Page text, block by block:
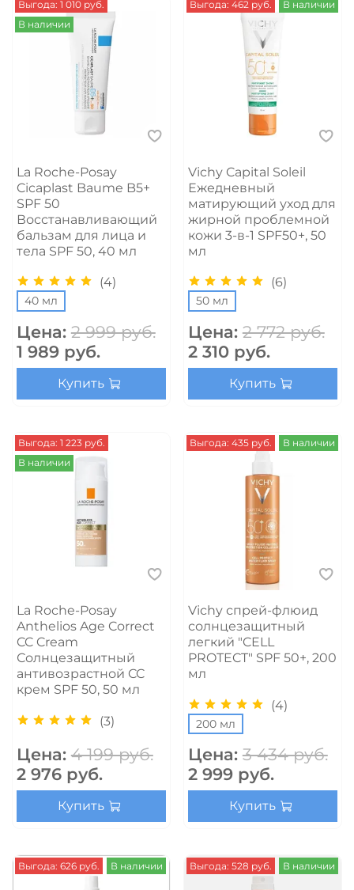
Выгода: 1 010 руб.
В наличии
La Roche-Posay
Cicaplast Baume B5+
SPF 50
Восстанавливающий
бальзам для лица и
тела SPF 50, 40 мл
(4)
40 мл
Цена: 2 999 руб.
1 989 руб.
Купить
Выгода: 462 руб. В наличии
Vichy Capital Soleil
Ежедневный
матирующий уход для
жирной проблемной
кожи 3-в-1 SPF50+, 50
мл
(6)
50 мл
Цена: 2 772 руб.
2 310 руб.
Купить
Выгода: 1 223 руб.
В наличии
La Roche-Posay
Anthelios Age Correct
CC Cream
Солнцезащитный
антивозрастной CC
крем SPF 50, 50 мл
(3)
Цена: 4 199 руб.
2 976 руб.
Купить
Выгода: 435 руб. В наличии
Vichy спрей-флюид
солнцезащитный
легкий "CELL
PROTECT" SPF 50+, 200
мл
(4)
200 мл
Цена: 3 434 руб.
2 999 руб.
Купить
Выгода: 626 руб. В наличии Выгода: 528 руб. В наличии